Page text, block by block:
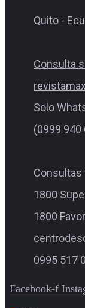
Quito -
Consulta
Solo
(0999 940
Consultas
1800
1800
0995 517
Facebook-f